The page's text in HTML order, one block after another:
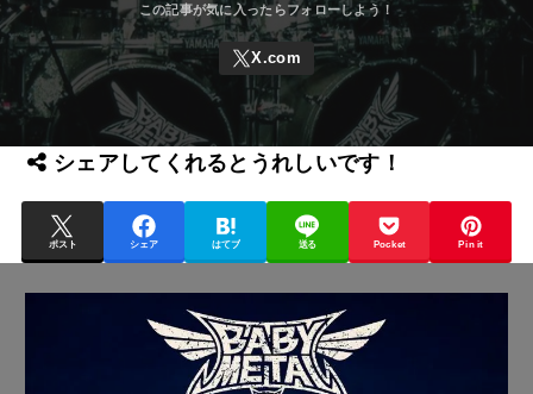
シェアしてくれるとうれしいです！
ポスト シェア はてブ 送る Pocket Pin it